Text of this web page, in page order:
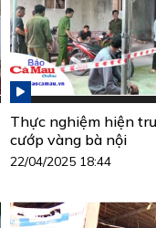
Thực nghiệm hiện
cướp vàng bà nội
22/04/2025 18:44